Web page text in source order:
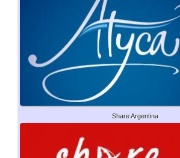
Share Argentina